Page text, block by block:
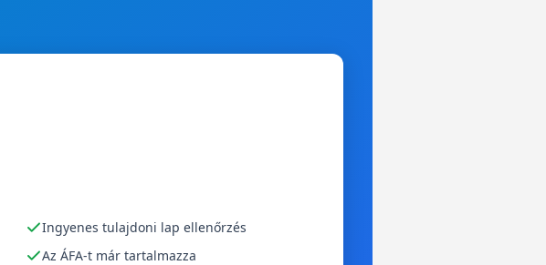
Ingyenes tulajdoni lap ellenőrzés
Az ÁFA-t már tartalmazza